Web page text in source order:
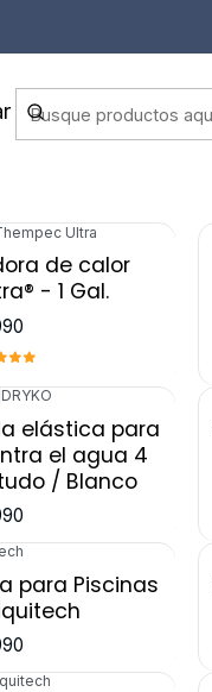
Ultra
de calor
- 1 Gal.
DRYKO
elástica para
el agua 4
/ Blanco
para Piscinas